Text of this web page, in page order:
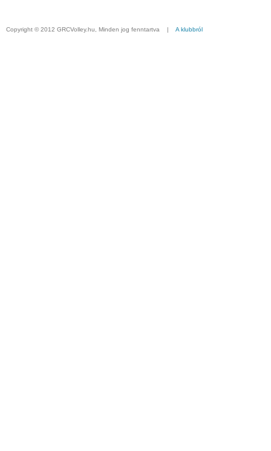
Copyright © 2012 GRCVolley.hu, Minden jog fenntartva | A klubbról